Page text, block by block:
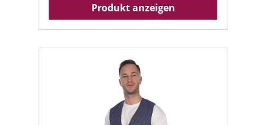
Produkt anzeigen